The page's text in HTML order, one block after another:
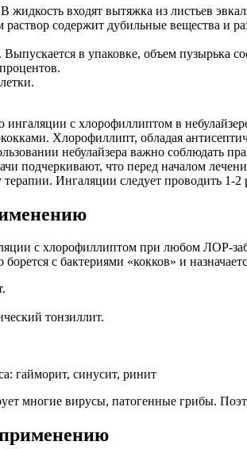
жидкость входят вытяжка из листьев
содержит дубильные вещества и
в упаковке, объем пузырька
ингаляции с хлорофиллиптом в
Хлорофиллипт, обладая
небулайзера важно соблюдать
подчеркивают, что перед началом
Ингаляции следует проводить 1-
с хлорофиллиптом при любом ЛОР-
борется с бактериями «кокков» и
тонзиллит.
гайморит, синусит, ринит
многие вирусы, патогенные грибы.